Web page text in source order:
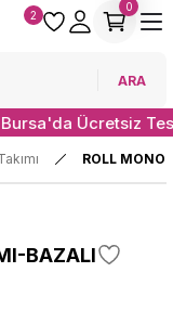
ARA
2
0
Ücretsiz
ROLL MONO
BAZALI